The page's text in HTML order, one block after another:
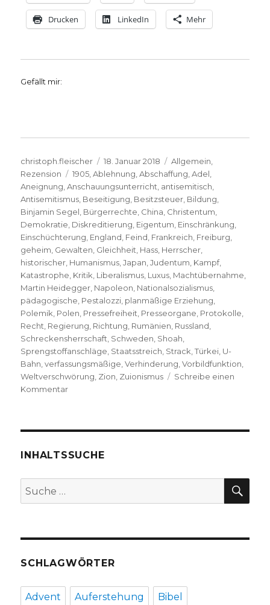
Drucken LinkedIn Mehr
Gefällt mir:
Autor
christoph.fleischer
Veröffentlicht
am
18. Januar 2018 Kategorien
Allgemein
Rezension
Schlagwörter
1905 ,Ablehnung ,Abschaffung ,Adel
Aneignung ,Anschauungsunterricht antisemitisch
Antisemitismus Beseitigung Besitzsteuer Bildung
Binjamin Segel Bürgerrechte China Christentum
Demokratie Diskreditierung Eigentum Einschränkung
Einschüchterung England Feind Frankreich Freiburg
geheim Gewalten Gleichheit Hass Herrscher
historischer Humanismus ,Japan ,Judentum Kampf,
Katastrophe Kritik Liberalismus Luxus Machtübernahme
Martin Heidegger Napoleon Nationalsozialismus
pädagogische Pestalozzi planmäßige Erziehung
Polemik Polen Pressefreiheit Presseorgane Protokolle
Recht Regierung Richtung Rumänien Russland
Schreckensherrschaft Schweden Shoah
Sprengstoffanschläge Staatsstreich Strack ,Türkei U-
Bahn ,verfassungsmäßige ,Verhinderung ,Vorbildfunktion
Weltverschwörung Zion Zuionismus
Schreibe einen
Kommentarzu
von
Fleischer,
2018
INHALTSSUCHE
Suche
nach:
SCHLAGWÖRTER
Advent Auferstehung Bibel